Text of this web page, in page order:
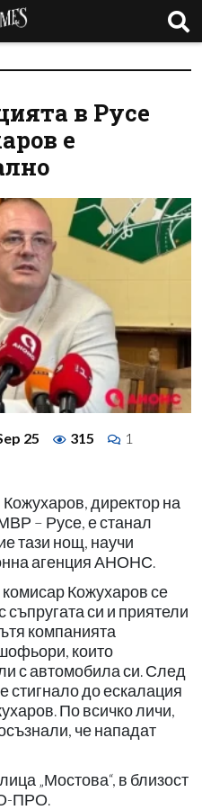
в Русе
е
25 315 1
директор на
– Русе, е станал
тази нощ, научи
агенция АНОНС.
Кожухаров се
си и приятели
компанията
които
с автомобила си. След
стигнало до ескалация
По всичко личи,
че нападат
„Мостова“, в близост
ПРО.